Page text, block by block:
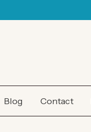
Blog Contact